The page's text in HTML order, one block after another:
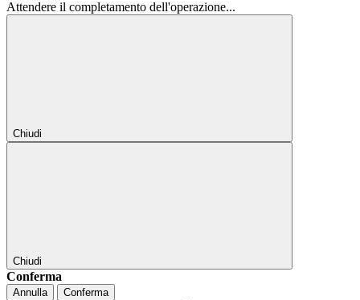
Attendere il completamento dell'operazione...
Chiudi
Chiudi
Conferma
Annulla Conferma